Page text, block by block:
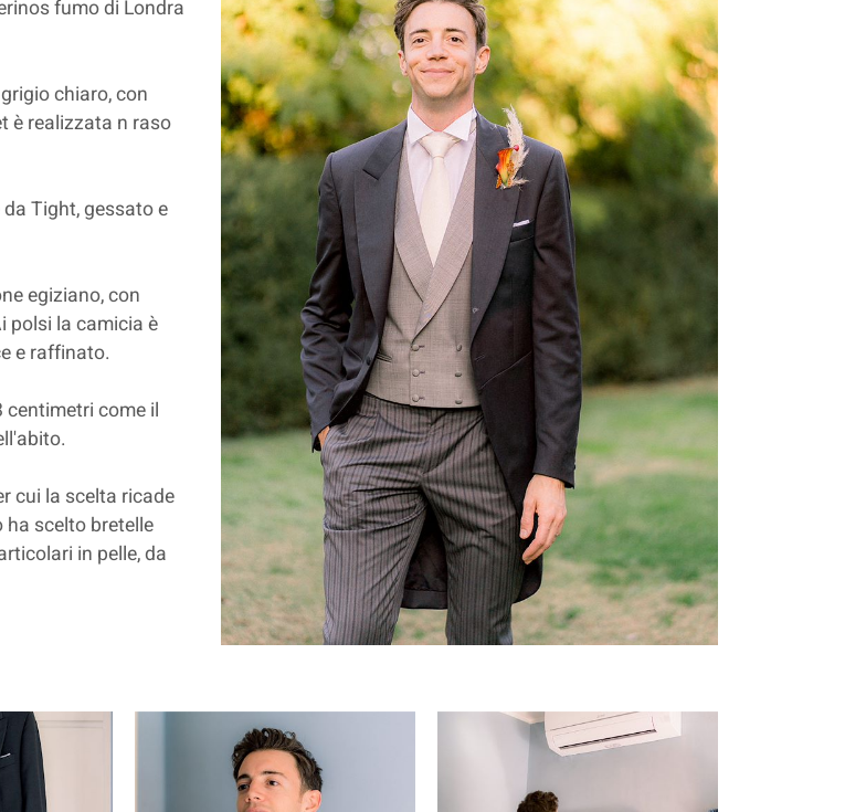
fumo di Londra
chiaro, con
è realizzata n raso
Tight, gessato e
egiziano, con
polsi la camicia è
e raffinato.
centimetri come il
cui la scelta ricade
scelto bretelle
in pelle, da